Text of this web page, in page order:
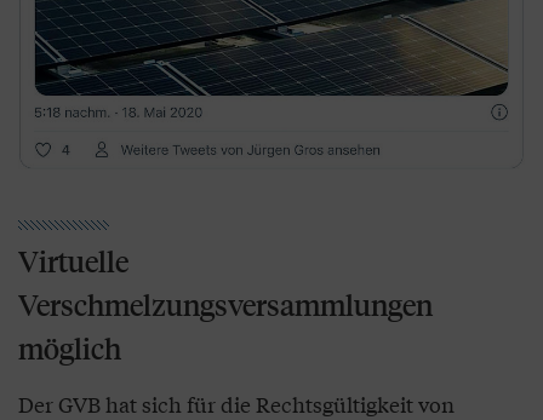
Virtuelle
Verschmelzungsversammlungen
möglich
Der GVB hat sich für die Rechtsgültigkeit von